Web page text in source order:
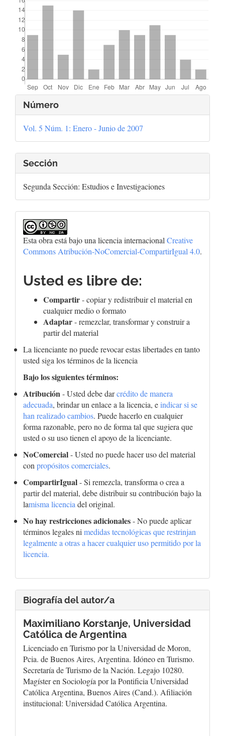
Detalles
del
artículo
Número
Vol. 5 Núm. 1: Enero - Junio de 2007
Sección
Segunda Sección: Estudios e Investigaciones
Esta obra está bajo una licencia internacional Creative
Commons Atribución-NoComercial-CompartirIgual 4.0.
Usted es libre de:
Compartir- copiar y redistribuir el material en
cualquier medio o formato
Adaptar- remezclar, transformar y construir a
partir del material
La licenciante no puede revocar estas libertades en tanto
usted siga los términos de la licencia
Bajo los siguientes términos:
Atribución- Usted debe darcrédito de manera
adecuada, brindar un enlace a la licencia, eindicar si se
han realizado cambios. Puede hacerlo en cualquier
forma razonable, pero no de forma tal que sugiera que
usted o su uso tienen el apoyo de la licenciante.
NoComercial- Usted no puede hacer uso del material
con propósitos comerciales.
CompartirIgual- Si remezcla, transforma o crea a
partir del material, debe distribuir su contribución bajo la
lamisma licencia del original.
No hay restricciones adicionales- No puede aplicar
términos legales ni medidas tecnológicas que restrinjan
legalmente a otras a hacer cualquier uso permitido por la
licencia.
Biografía del autor/a
Maximiliano Korstanje, Universidad
Católica de Argentina
Licenciado en Turismo por la Universidad de Moron,
Pcia. de Buenos Aires, Argentina. Idóneo en Turismo.
Secretaría de Turismo de la Nación. Legajo 10280.
Magíster en Sociología por la Pontificia Universidad
Católica Argentina, Buenos Aires (Cand.). Afiliación
institucional: Universidad Católica Argentina.